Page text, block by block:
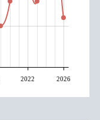
2022 2026